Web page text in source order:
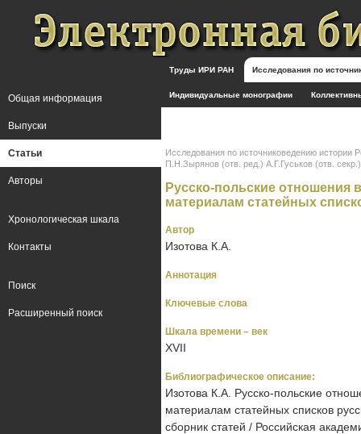
Труды ИРИ РАН Исследования по
Индивидуальные монографии
Исследования по источниковедению истории
П.Н.Зырянов (отв. ред.) А.Г.Гуськов (отв.
Русско-польские отношения
материалам статейных
Автор
Изотова К.А.
Аннотация
Ключевые слова
Шкала времени – век
XVII
Библиографическое описание:
Изотова К.А. Русско-польские
материалам статейных списков
сборник статей / Российская
Общая информация
Выпуски
Статьи
Авторы
Хронологическая шкала
Контакты
Поиск
Расширенный поиск